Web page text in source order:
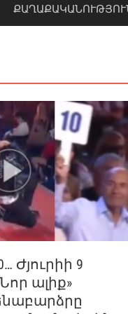
Ժյուրիի 9
ալիք»